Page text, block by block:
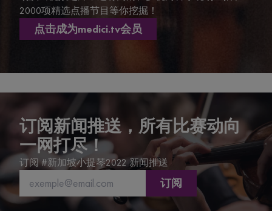
2000项精选点播节目等你挖掘！
点击成为medici.tv会员
订阅新闻推送，所有比赛动向
一网打尽！
订阅 #新加坡小提琴2022 新闻推送
订阅